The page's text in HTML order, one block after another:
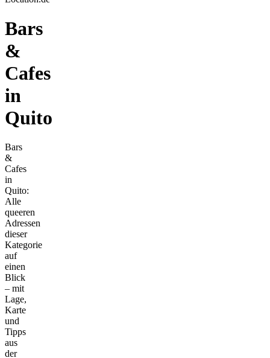
Bars
&
Cafes
in
Quito
Bars
&
Cafes
in
Quito:
Alle
queeren
Adressen
dieser
Kategorie
auf
einen
Blick
– mit
Lage,
Karte
und
Tipps
aus
der